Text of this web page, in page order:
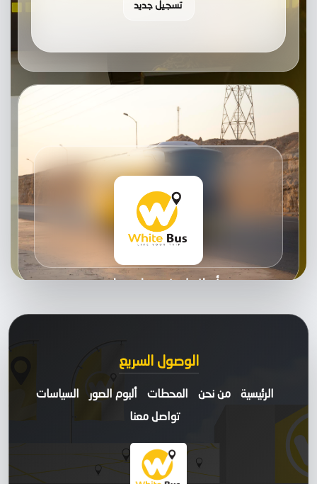
تسجيل جديد
أهلا بك في وايت باص
الوصول السريع
الرئيسية من نحن المحطات ألبوم الصور
السياسات
تواصل معنا